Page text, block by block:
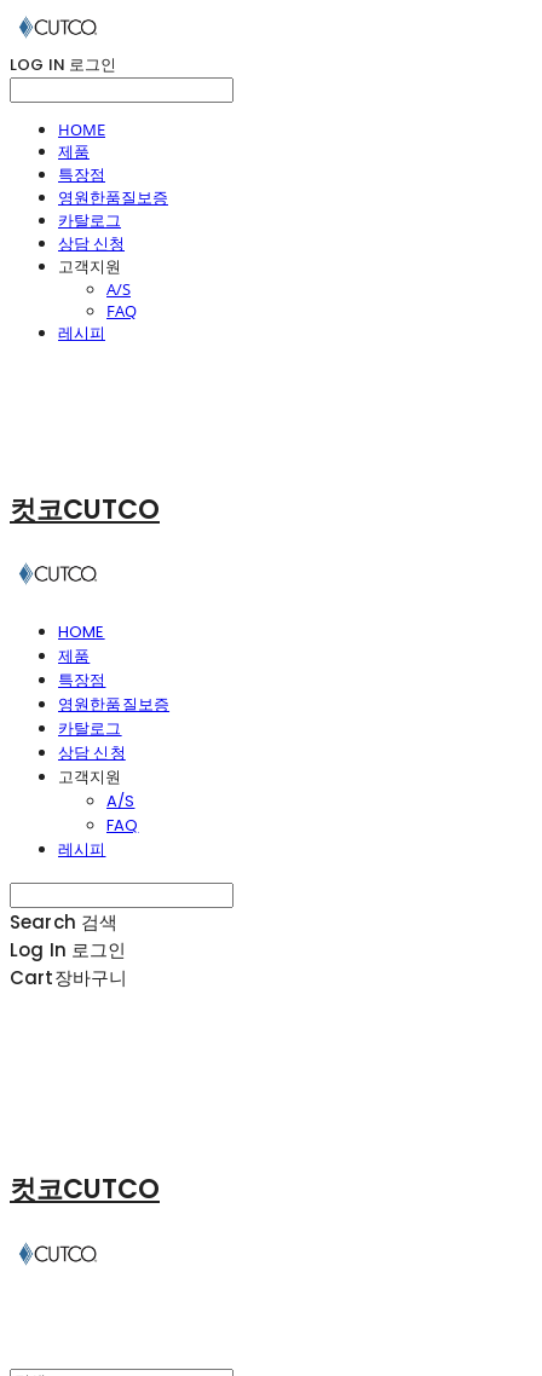
LOG IN 로그인
HOME
제품
특장점
영원한품질보증
카탈로그
상담 신청
고객지원
A/S
FAQ
레시피
컷코CUTCO
HOME
제품
특장점
영원한품질보증
카탈로그
상담 신청
고객지원
A/S
FAQ
레시피
Search 검색
Log In 로그인
Cart장바구니
컷코CUTCO